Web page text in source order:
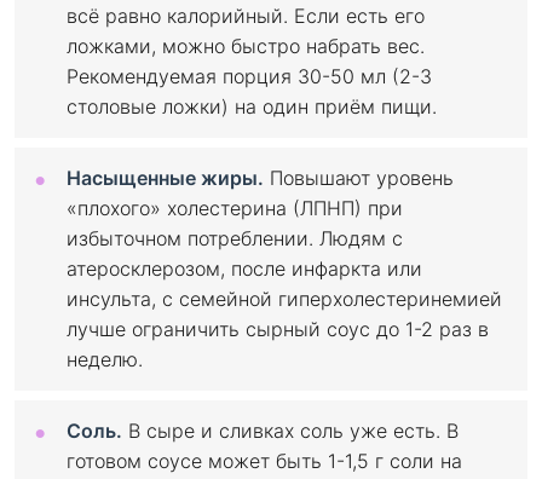
всё равно калорийный. Если есть его
ложками, можно быстро набрать вес.
Рекомендуемая порция 30-50 мл (2-3
столовые ложки) на один приём пищи.
Насыщенные жиры. Повышают уровень
«плохого» холестерина (ЛПНП) при
избыточном потреблении. Людям с
атеросклерозом, после инфаркта или
инсульта, с семейной гиперхолестеринемией
лучше ограничить сырный соус до 1-2 раз в
неделю.
Соль. В сыре и сливках соль уже есть. В
готовом соусе может быть 1-1,5 г соли на